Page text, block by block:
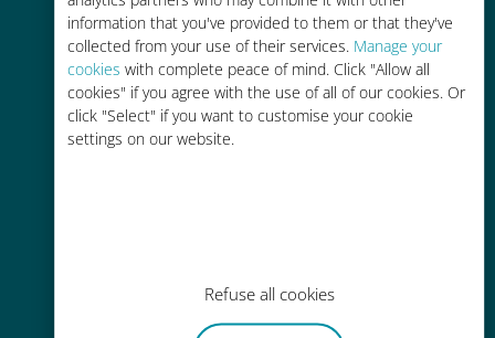
information that you've provided to them or that they've
collected from your use of their services. Manage your
cookies with complete peace of mind. Click "Allow all
cookies" if you agree with the use of all of our cookies. Or
click "Select" if you want to customise your cookie
settings on our website.
Refuse all cookies
Wi-Fiやデータ残量がなくても、
Ubigiアプリでデータの追加購入が
可能
必要はありません